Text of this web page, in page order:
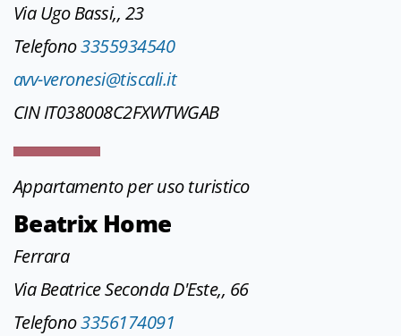
Via Ugo Bassi,, 23
Telefono3355934540
avv-veronesi@tiscali.it
CIN IT038008C2FXWTWGAB
Appartamento per uso turistico
Beatrix Home
Ferrara
Via Beatrice Seconda D'Este,, 66
Telefono3356174091